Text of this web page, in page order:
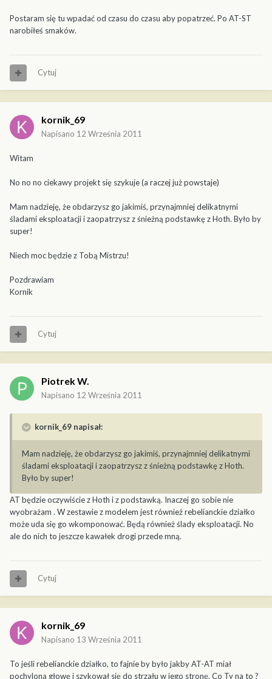
Postaram się tu wpadać od czasu do czasu aby popatrzeć. Po AT-ST
narobiłeś smaków.
Cytuj
kornik_69
Napisano 12 Września 2011
Witam
No no no ciekawy projekt się szykuje (a raczej już powstaje)
Mam nadzieję, że obdarzysz go jakimiś, przynajmniej delikatnymi
śladami eksploatacji i zaopatrzysz z śnieżną podstawkę z Hoth. Było by
super!
Niech moc będzie z Tobą Mistrzu!
Pozdrawiam
Kornik
Cytuj
Piotrek W.
Napisano 12 Września 2011
kornik_69 napisał:
Mam nadzieję, że obdarzysz go jakimiś, przynajmniej delikatnymi
śladami eksploatacji i zaopatrzysz z śnieżną podstawkę z Hoth.
Było by super!
AT będzie oczywiście z Hoth i z podstawką. Inaczej go sobie nie
wyobrażam . W zestawie z modelem jest również rebelianckie działko
może uda się go wkomponować. Będą również ślady eksploatacji. No
ale do nich to jeszcze kawałek drogi przede mną.
Cytuj
kornik_69
Napisano 13 Września 2011
To jeśli rebelianckie działko, to fajnie by było jakby AT-AT miał
pochyloną głowę i szykował się do strzału w jego stronę. Co Ty na to ?